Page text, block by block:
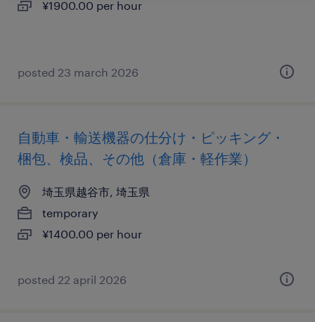
¥1900.00 per hour
posted 23 march 2026
自動車・輸送機器の仕分け・ピッキング・
梱包、検品、その他（倉庫・軽作業）
埼玉県越谷市, 埼玉県
temporary
¥1400.00 per hour
posted 22 april 2026